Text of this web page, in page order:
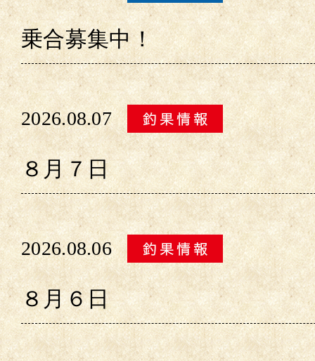
乗合募集中！
2026.08.07
８月７日
2026.08.06
８月６日